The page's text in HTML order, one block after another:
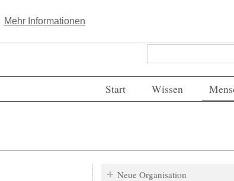
Mehr Informationen
Kostenlos registrieren
Start Wissen
Neue Organisation